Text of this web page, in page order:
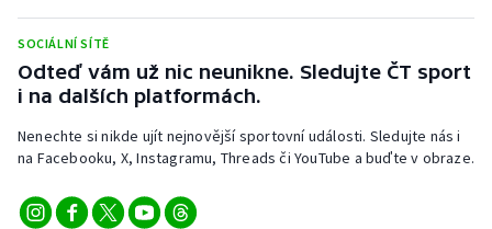
Sportovní střelba
Stolní tenis
Triatlon
Veslování
SOCIÁLNÍ SÍTĚ
Odteď vám už nic neunikne. Sledujte ČT sport
i na dalších platformách.
Nenechte si nikde ujít nejnovější sportovní události. Sledujte nás i
na Facebooku, X, Instagramu, Threads či YouTube a buďte v obraze.